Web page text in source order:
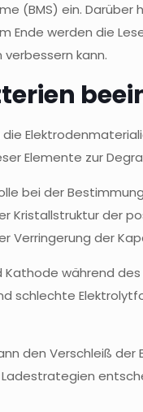
ein. Darüber
Ende werden die
kann.
Elemente zur
bei der
der
Verringerung der
während
schlechte
den Verschleiß